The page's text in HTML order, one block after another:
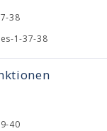
38
1-37-38
40